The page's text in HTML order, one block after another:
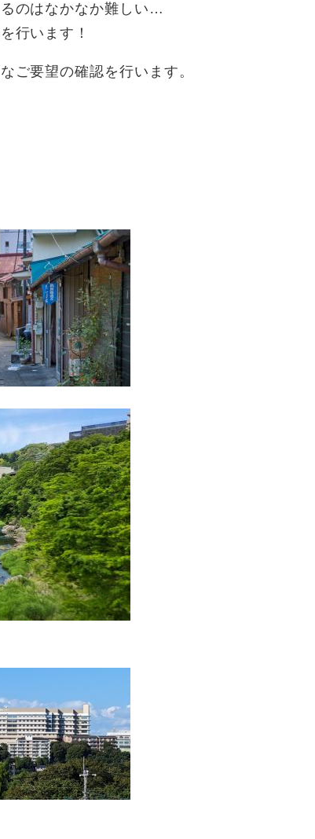
のはなかなか難しい…
行います！
ご要望の確認を行います。